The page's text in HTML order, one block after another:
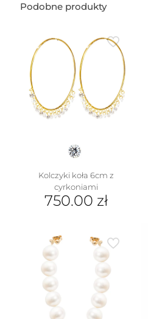
Podobne produkty
Kolczyki koła 6cm z
cyrkoniami
750.00 zł
wariantów.
można
wybrać